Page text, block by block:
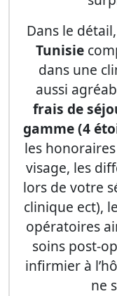
Dans le
Tunisie
dans une
aussi
frais de
gamme (4
les
visage, les
lors de votre
clinique ect),
opératoires
soins post-
infirmier à
ne